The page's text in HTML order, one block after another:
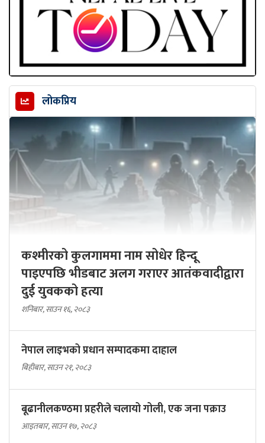
लोकप्रिय
कश्मीरको कुलगाममा नाम सोधेर हिन्दू
पाइएपछि भीडबाट अलग गराएर आतंकवादीद्वारा
दुई युवकको हत्या
शनिबार, साउन १६, २०८३
नेपाल लाइभको प्रधान सम्पादकमा दाहाल
बिहीबार, साउन २१, २०८३
बूढानीलकण्ठमा प्रहरीले चलायो गोली, एक जना पक्राउ
आइतबार, साउन १७, २०८३